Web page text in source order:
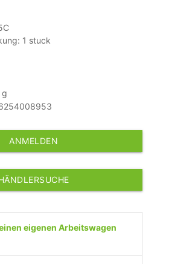
1 stuck
ANMELDEN
eigenen Arbeitswagen